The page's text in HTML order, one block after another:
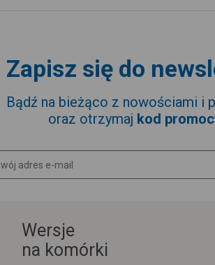
Zapisz się do
Bądź na bieżąco z nowościami i
oraz otrzymaj kod
Wersje
na komórki